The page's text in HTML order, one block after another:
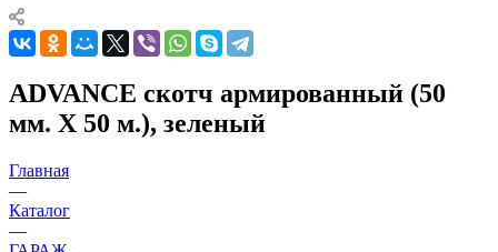
ADVANCE скотч армированный (50
мм. Х 50 м.), зеленый
Главная
—
Каталог
—